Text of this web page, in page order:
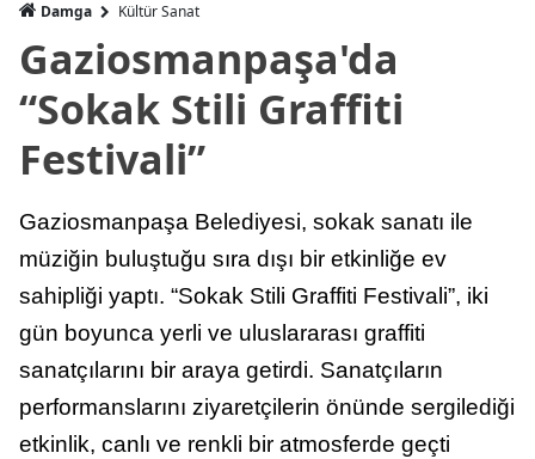
Damga Kültür Sanat
Gaziosmanpaşa'da
“Sokak Stili Graffiti
Festivali”
Gaziosmanpaşa Belediyesi, sokak sanatı ile
müziğin buluştuğu sıra dışı bir etkinliğe ev
sahipliği yaptı. “Sokak Stili Graffiti Festivali”, iki
gün boyunca yerli ve uluslararası graffiti
sanatçılarını bir araya getirdi. Sanatçıların
performanslarını ziyaretçilerin önünde sergilediği
etkinlik, canlı ve renkli bir atmosferde geçti